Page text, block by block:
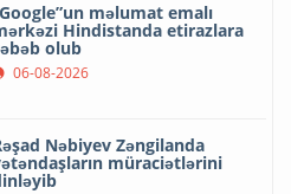
məlumat emalı
Hindistanda etirazlara
olub
06-08-2026
Nəbiyev Zəngilanda
müraciətlərini